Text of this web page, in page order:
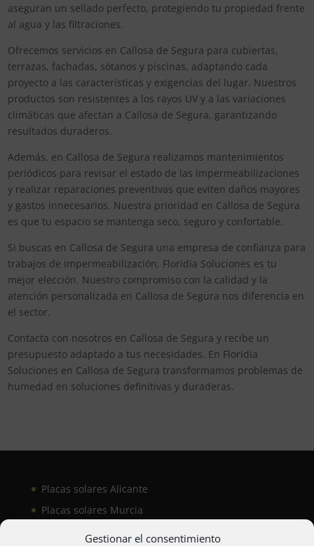
Gestionar el consentimiento
aseguran un sellado perfecto, protegiendo tu propiedad frente
al agua y las filtraciones.
Ofrecemos servicios en Callosa de Segura para cubiertas,
terrazas, fachadas, sótanos y piscinas, adaptando cada
proyecto a las características y exigencias del lugar. Nuestros
productos son resistentes a los rayos UV y a las variaciones
climáticas que afectan a Callosa de Segura, garantizando
resultados duraderos.
Además, en Callosa de Segura realizamos mantenimientos
periódicos para revisar el estado de las impermeabilizaciones
y realizar reparaciones preventivas que eviten daños mayores
y gastos innecesarios. Nuestra prioridad en Callosa de Segura
es que tu espacio se mantenga seco, seguro y confortable.
Si buscas en Callosa de Segura una empresa de confianza para
trabajos de impermeabilización, Floridia Soluciones es tu
mejor elección. Nuestro compromiso con la calidad y la
atención personalizada en Callosa de Segura nos diferencia en
el sector.
Contacta con nosotros en Callosa de Segura y recibe un
presupuesto adaptado a tus necesidades. En Floridia
Soluciones en Callosa de Segura transformamos problemas de
humedad en soluciones definitivas y duraderas.
Placas solares Alicante
Placas solares Murcia